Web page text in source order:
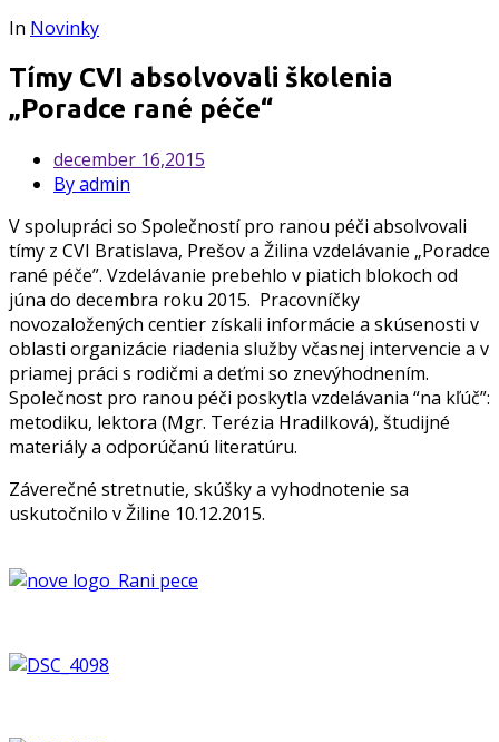
In Novinky
Tímy CVI absolvovali školenia
„Poradce rané péče“
december 16,2015
By admin
V spolupráci so Společností pro ranou péči absolvovali
tímy z CVI Bratislava, Prešov a Žilina vzdelávanie „Poradce
rané péče”. Vzdelávanie prebehlo v piatich blokoch od
júna do decembra roku 2015. Pracovníčky
novozaložených centier získali informácie a skúsenosti v
oblasti organizácie riadenia služby včasnej intervencie a v
priamej práci s rodičmi a deťmi so znevýhodnením.
Společnost pro ranou péči poskytla vzdelávania “na kľúč”:
metodiku, lektora (Mgr. Terézia Hradilková), študijné
materiály a odporúčanú literatúru.
Záverečné stretnutie, skúšky a vyhodnotenie sa
uskutočnilo v Žiline 10.12.2015.